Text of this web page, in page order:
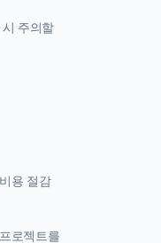
주의할
용 절감
로젝트를